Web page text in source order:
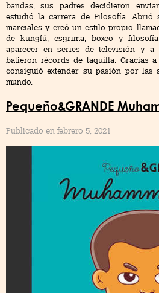
bandas, sus padres decidieron
estudió la carrera de Filosofía. Abrió
marciales y creó un estilo propio
de kungfú, esgrima, boxeo y
aparecer en series de televisión y a
batieron récords de taquilla. Gracias
consiguió extender su pasión por las
mundo.
Pequeño&GRANDE
Publicado en febrero 5, 2021